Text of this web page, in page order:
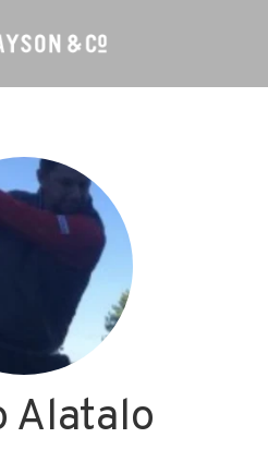
Alatalo